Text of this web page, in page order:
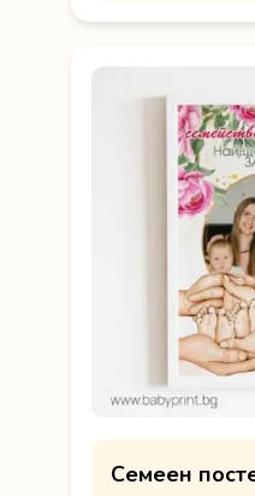
Семеен